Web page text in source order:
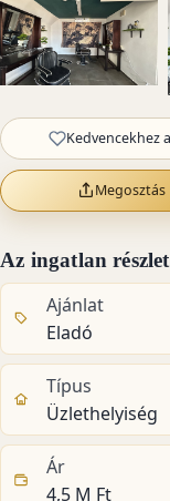
Kedvencekhez
Megosztás
Az ingatlan
Ajánlat
Eladó
Típus
Üzlethelyiség
Ár
4,5 M Ft